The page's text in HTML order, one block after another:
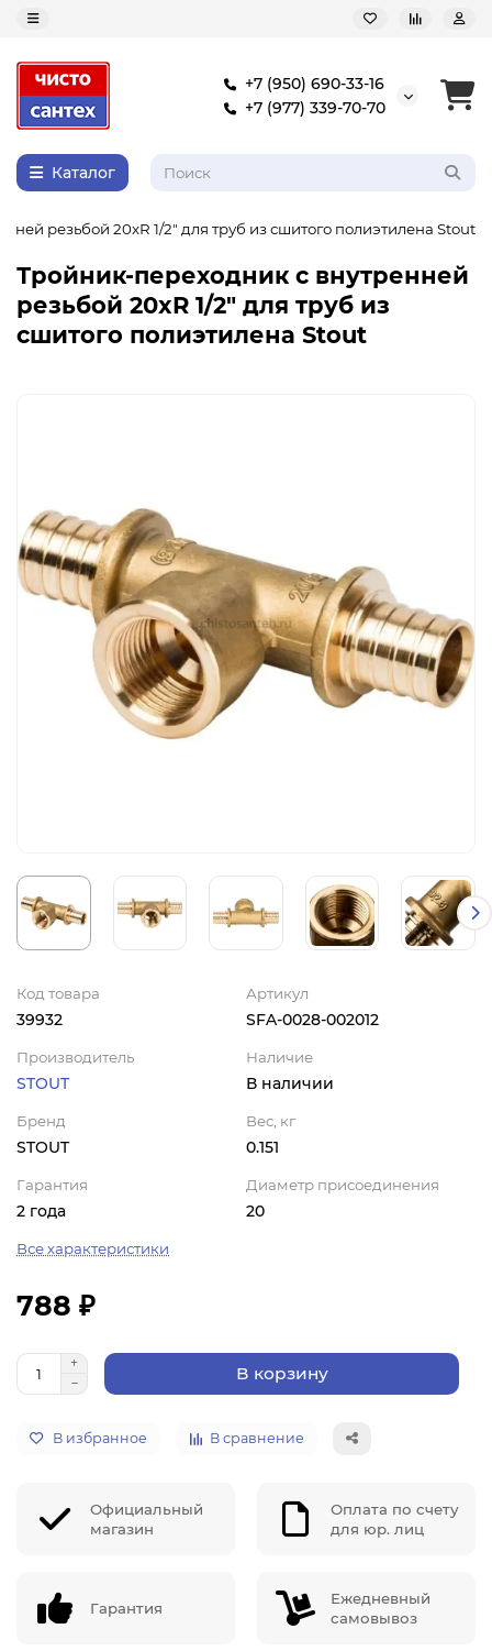
+7 (950) 690-33-16
+7 (977) 339-70-70
Каталог
резьбой 20xR 1/2" для труб из сшитого полиэтилена Stout
Тройник-переходник с внутренней
резьбой 20xR 1/2" для труб из
сшитого полиэтилена Stout
Код товара
39932
Артикул
SFA-0028-002012
Производитель
STOUT
Наличие
В наличии
Бренд
STOUT
Вес, кг
0.151
Гарантия
2 года
Диаметр присоединения
20
Все характеристики
788 ₽
В корзину
В избранное В сравнение
Официальный
магазин
Оплата по счету
для юр. лиц
Гарантия
Ежедневный
самовывоз